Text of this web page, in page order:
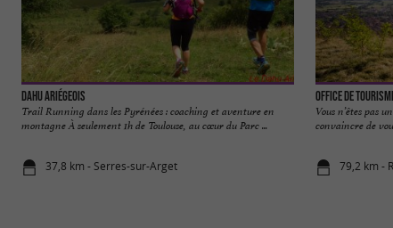
Dahu Ariégeois
Trail Running dans les Pyrénées : coaching et aventure en
montagne À seulement 1h de Toulouse, au cœur du Parc ...
37,8 km - Serres-sur-Arget
Office de
Vous n’êtes pas
convaincre de
79,2 km -